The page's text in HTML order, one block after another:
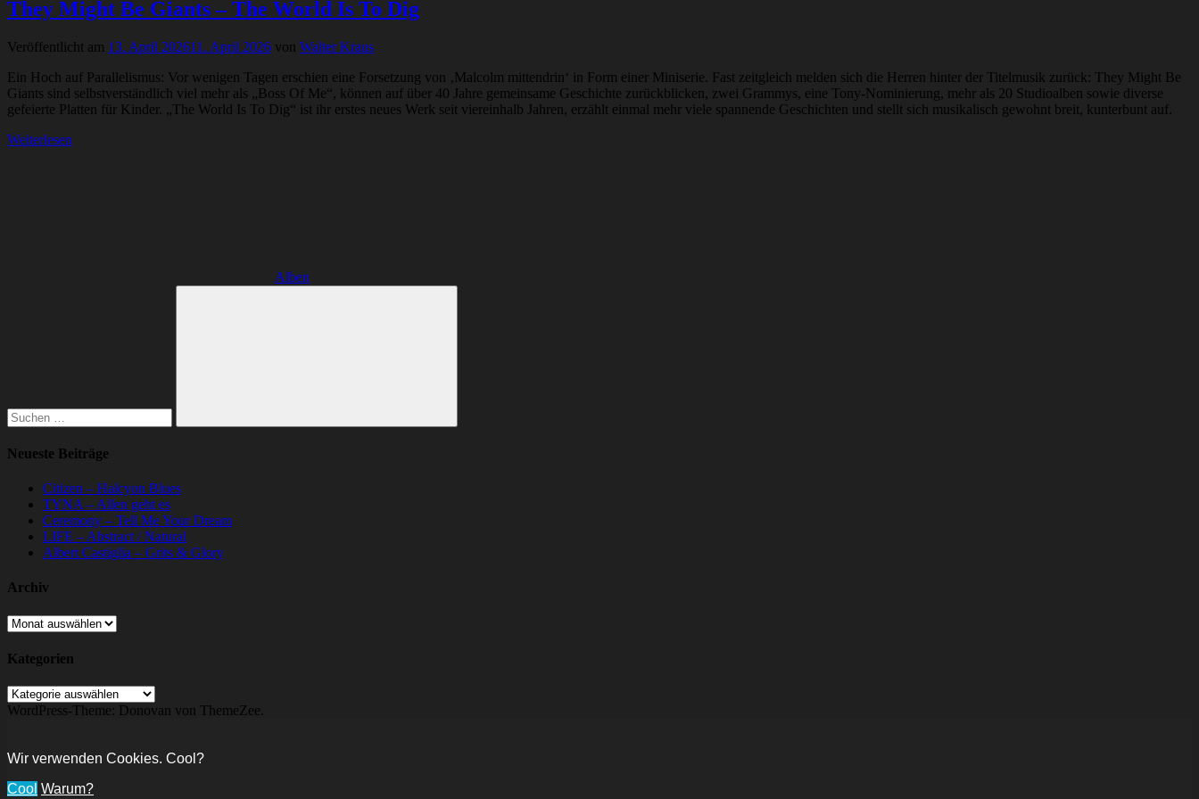
They Might Be Giants – The World Is To Dig
Veröffentlicht am 13. April 202611. April 2026 von Walter Kraus
Ein Hoch auf Parallelismus: Vor wenigen Tagen erschien eine Forsetzung von ‚Malcolm mittendrin‘ in Form einer Miniserie. Fast zeitgleich melden sich die Herren hinter der Titelmusik zurück: They Might Be
Giants sind selbstverständlich viel mehr als „Boss Of Me“, können auf über 40 Jahre gemeinsame Geschichte zurückblicken, zwei Grammys, eine Tony-Nominierung, mehr als 20 Studioalben sowie diverse
gefeierte Platten für Kinder. „The World Is To Dig“ ist ihr erstes neues Werk seit viereinhalb Jahren, erzählt einmal mehr viele spannende Geschichten und stellt sich musikalisch gewohnt breit, kunterbunt auf.
Weiterlesen
Alben
Suchen
Neueste Beiträge
Citizen – Halcyon Blues
TYNA – Allen geht es
Ceremony – Tell Me Your Dream
LIFE – Abstract / Natural
Albert Castiglia – Grits & Glory
Archiv
Archiv
Kategorien
Kategorien
WordPress-Theme: Donovan von ThemeZee.
Wir verwenden Cookies. Cool?
Cool Warum?